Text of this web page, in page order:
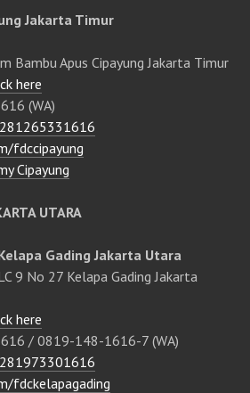
Jakarta Timur
Bambu Apus Cipayung Jakarta Timur
here
(WA)
fdccipayung
Cipayung
UTARA
Gading Jakarta Utara
9 No 27 Kelapa Gading Jakarta
here
/ 0819-148-1616-7 (WA)
fdckelapagading